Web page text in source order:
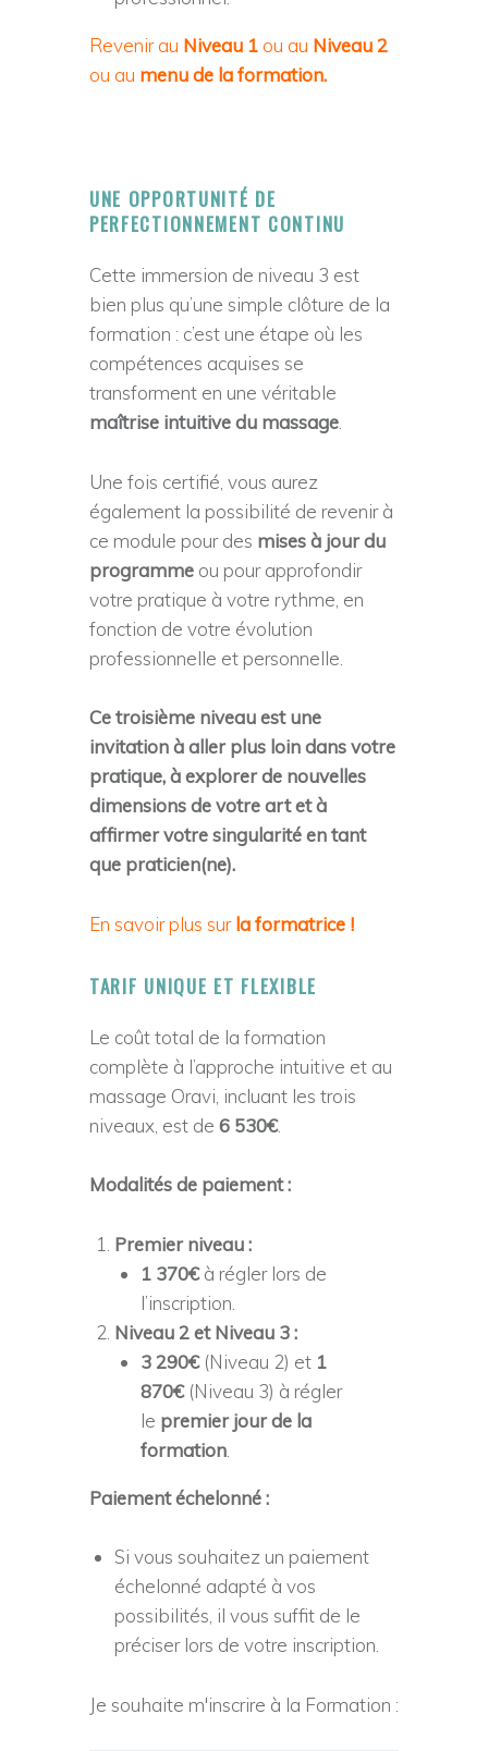
Revenir au Niveau 1ou au Niveau 2
ou au menu de la formation.
UNE OPPORTUNITÉ DE
PERFECTIONNEMENT CONTINU
Cette immersion de niveau 3 est
bien plus qu’une simple clôture de la
formation : c’est une étape où les
compétences acquises se
transforment en une véritable
maîtrise intuitive du massage.
Une fois certifié, vous aurez
également la possibilité de revenir à
ce module pour des mises à jour du
programmeou pour approfondir
votre pratique à votre rythme, en
fonction de votre évolution
professionnelle et personnelle.
Ce troisième niveau est une
invitation à aller plus loin dans votre
pratique, à explorer de nouvelles
dimensions de votre art et à
affirmer votre singularité en tant
que praticien(ne).
En savoir plus sur la formatrice!
TARIF UNIQUE ET FLEXIBLE
Le coût total de la formation
complète à l’approche intuitive et au
massage Oravi, incluant les trois
niveaux, est de 6 530€.
Modalités de paiement :
Premier niveau :
1 370€à régler lors de
l’inscription.
Niveau 2 et Niveau 3 :
3 290€(Niveau 2) et 1
870€(Niveau 3) à régler
le premier jour de la
formation.
Paiement échelonné :
Si vous souhaitez un paiement
échelonné adapté à vos
possibilités, il vous suffit de le
préciser lors de votre inscription.
Je souhaite m'inscrire à la Formation :